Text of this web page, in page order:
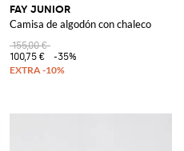
fresca
FAY JUNIOR
Camisa de algodón con chaleco
155,00 €
100,75 €
-35%